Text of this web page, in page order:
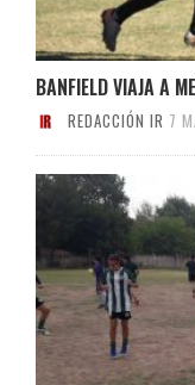
BANFIELD VIAJA A
REDACCIÓN IR 7